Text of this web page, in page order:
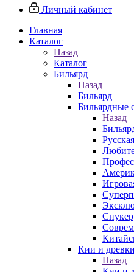
Личный кабинет
Главная
Каталог
Назад
Каталог
Бильярд
Назад
Бильярд
Бильярдные
Назад
Снукер
Кии и древки
Назад